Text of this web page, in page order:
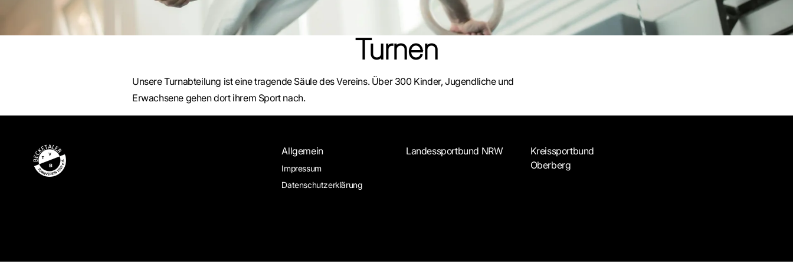
Turnen
Unsere Turnabteilung ist eine tragende Säule des Vereins. Über 300 Kinder, Jugendliche und
Erwachsene gehen dort ihrem Sport nach.
Allgemein
Impressum
Datenschutzerklärung
Landessportbund NRW
Kreissportbund
Oberberg